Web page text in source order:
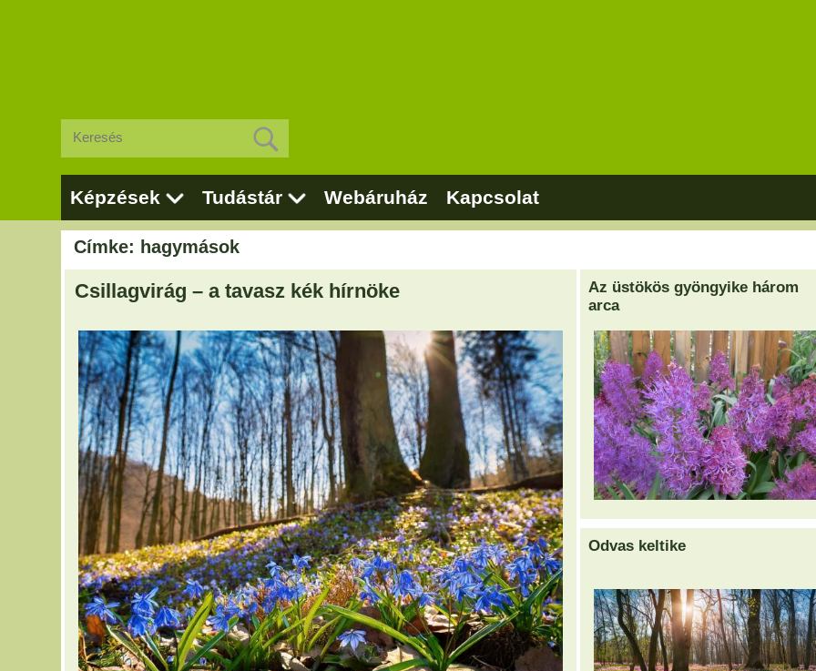
Képzések Tudástár Webáruház Kapcsolat
Címke: hagymások
Csillagvirág – a tavasz kék hírnöke
Az üstökös gyöngyike három
arca
Odvas keltike